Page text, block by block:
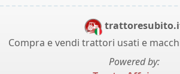
Compra e vendi trattori usati e
Powered by: